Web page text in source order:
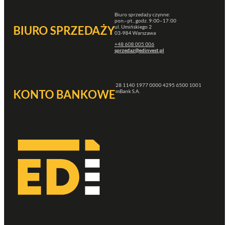
BIURO SPRZEDAŻY
Biuro sprzedaży czynne:
pon.–pt., godz. 9:00–17:00
ul. Umińskiego 2
03-984 Warszawa
+48 608 005 006
sprzedaz@edinvest.pl
KONTO BANKOWE
28 1140 1977 0000 4295 6500 1001
mBank S.A.